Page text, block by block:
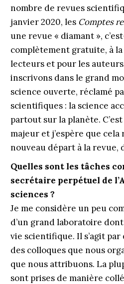
nombre de revues
janvier 2020, les Comptes
une revue « diamant »,
complètement gratuite, à
lecteurs et pour les
inscrivons dans le grand
science ouverte, réclamé
scientifiques : la science
partout sur la planète.
majeur et j’espère que
nouveau départ à la revue,
Quelles sont les tâches
secrétaire perpétuel de
sciences ?
Je me considère un peu
d’un grand laboratoire
vie scientifique. Il s’agit
des colloques que nous
que nous attribuons. La
sont prises de manière